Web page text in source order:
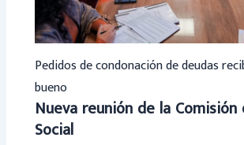
Pedidos de condonación de deudas
bueno
Nueva reunión de la Comisión
Social